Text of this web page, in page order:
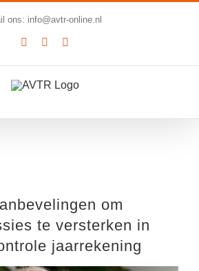
ons: info@avtr-online.nl
YouTubeLinkedIn
om
te versterken in
jaarrekening